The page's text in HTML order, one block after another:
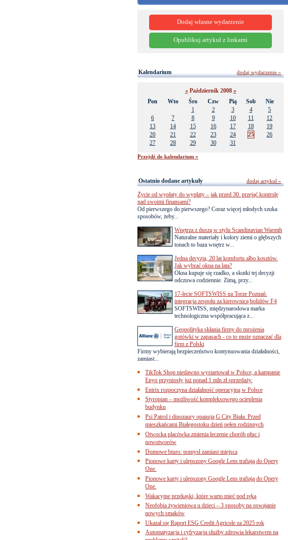
Dodaj własne wydarzenie
Opublikuj artykuł z linkami
Kalendarium
«Październik 2008 »
Pon
Wto Śro Czw Pią Sob
Nie
1
2 3 4
5
6
7 8 9 10 11
12
13
14 15 16 17 18
19
20
21 22 23 24 25
26
27
28 29 30 31
Przejdź do kalendarium »
dodaj wydarzenie »
Ostatnio dodane artykuły
Życie od wypłaty do wypłaty – jak przed 30. przejąć kontrolę
nad swoimi finansami?
Od pierwszego do pierwszego? Coraz więcej młodych szuka
sposobów, żeby...
Wnętrza z duszą w stylu Scandinavian Warmth
Naturalne materiały i kolory ziemi o głębszych
tonach to baza wnętrz w...
Jedna decyzja, 20 lat komfortu albo kosztów.
Jak wybrać okna na lata?
Okna kupuje się rzadko, a skutki tej decyzji
odczuwa codziennie. Zimą, przy...
17-lecie SOFTSWISS na Torze Poznań:
integracja zespołu za kierownicą bolidów F4
SOFTSWISS, międzynarodowa marka
technologiczna współpracująca z...
Geopolityka skłania firmy do mrożenia
gotówki w zapasach - co to może oznaczać dla
firm z Polski
Firmy wybierają bezpieczeństwo kontynuowania działalności,
zamiast...
TikTok Shop niedawno wystartował w Polsce, a kampanie
Enyo przyniosły już ponad 1 mln zł sprzedaży.
Entrix rozpoczyna działalność operacyjną w Polsce
Styropian – możliwość kompleksowego ocieplenia
budynku
Psi Patrol i dinozaury opanują G City Biała. Przed
mieszkańcami Białegostoku dzień pełen rodzinnych
Otwocka placówka zmienia leczenie chorób płuc i
nowotworów
Domowe biuro: pomysł zamiast miejsca
Pionowe karty i ulepszony Google Lens trafiają do Opery
One.
Pionowe karty i ulepszony Google Lens trafiają do Opery
One.
Wakacyjne przekąski, które warto mieć pod ręką
Neofobia żywieniowa u dzieci – 3 sposoby na oswajanie
nowych smaków
Ukazał się Raport ESG Credit Agricole za 2025 rok
Automatyzacja i cyfryzacja służby zdrowia lekarstwem na
dodaj artykuł »